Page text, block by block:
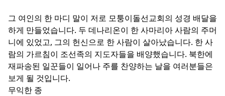
그 여인의 한 마디 말이 저로 모퉁이돌선교회의 성경 배달을
하게 만들었습니다. 두 데나리온이 한 사마리아 사람의 주머
니에 있었고, 그의 헌신으로 한 사람이 살아났습니다. 한 사
람의 가르침이 조선족의 지도자들을 배양했습니다. 북한에
재파송된 일꾼들이 일어나 주를 찬양하는 날을 여러분들은
보게 될 것입니다.
무익한 종